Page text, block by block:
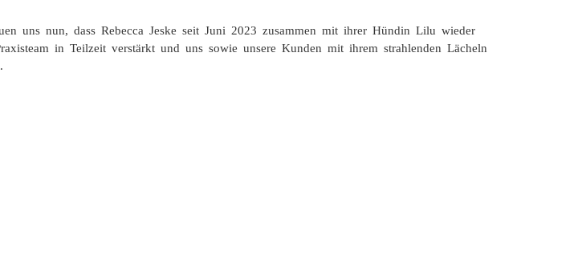
uns nun, dass Rebecca Jeske seit Juni 2023 zusammen mit ihrer Hündin Lilu wieder
in Teilzeit verstärkt und uns sowie unsere Kunden mit ihrem strahlenden Lächeln